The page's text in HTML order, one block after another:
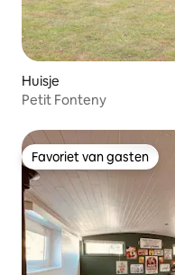
Huisje
Petit Fonteny
Favoriet van gasten
Favoriet van gasten